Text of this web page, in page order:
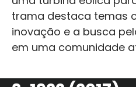
trama destaca temas
inovação e a busca
em uma comunidade